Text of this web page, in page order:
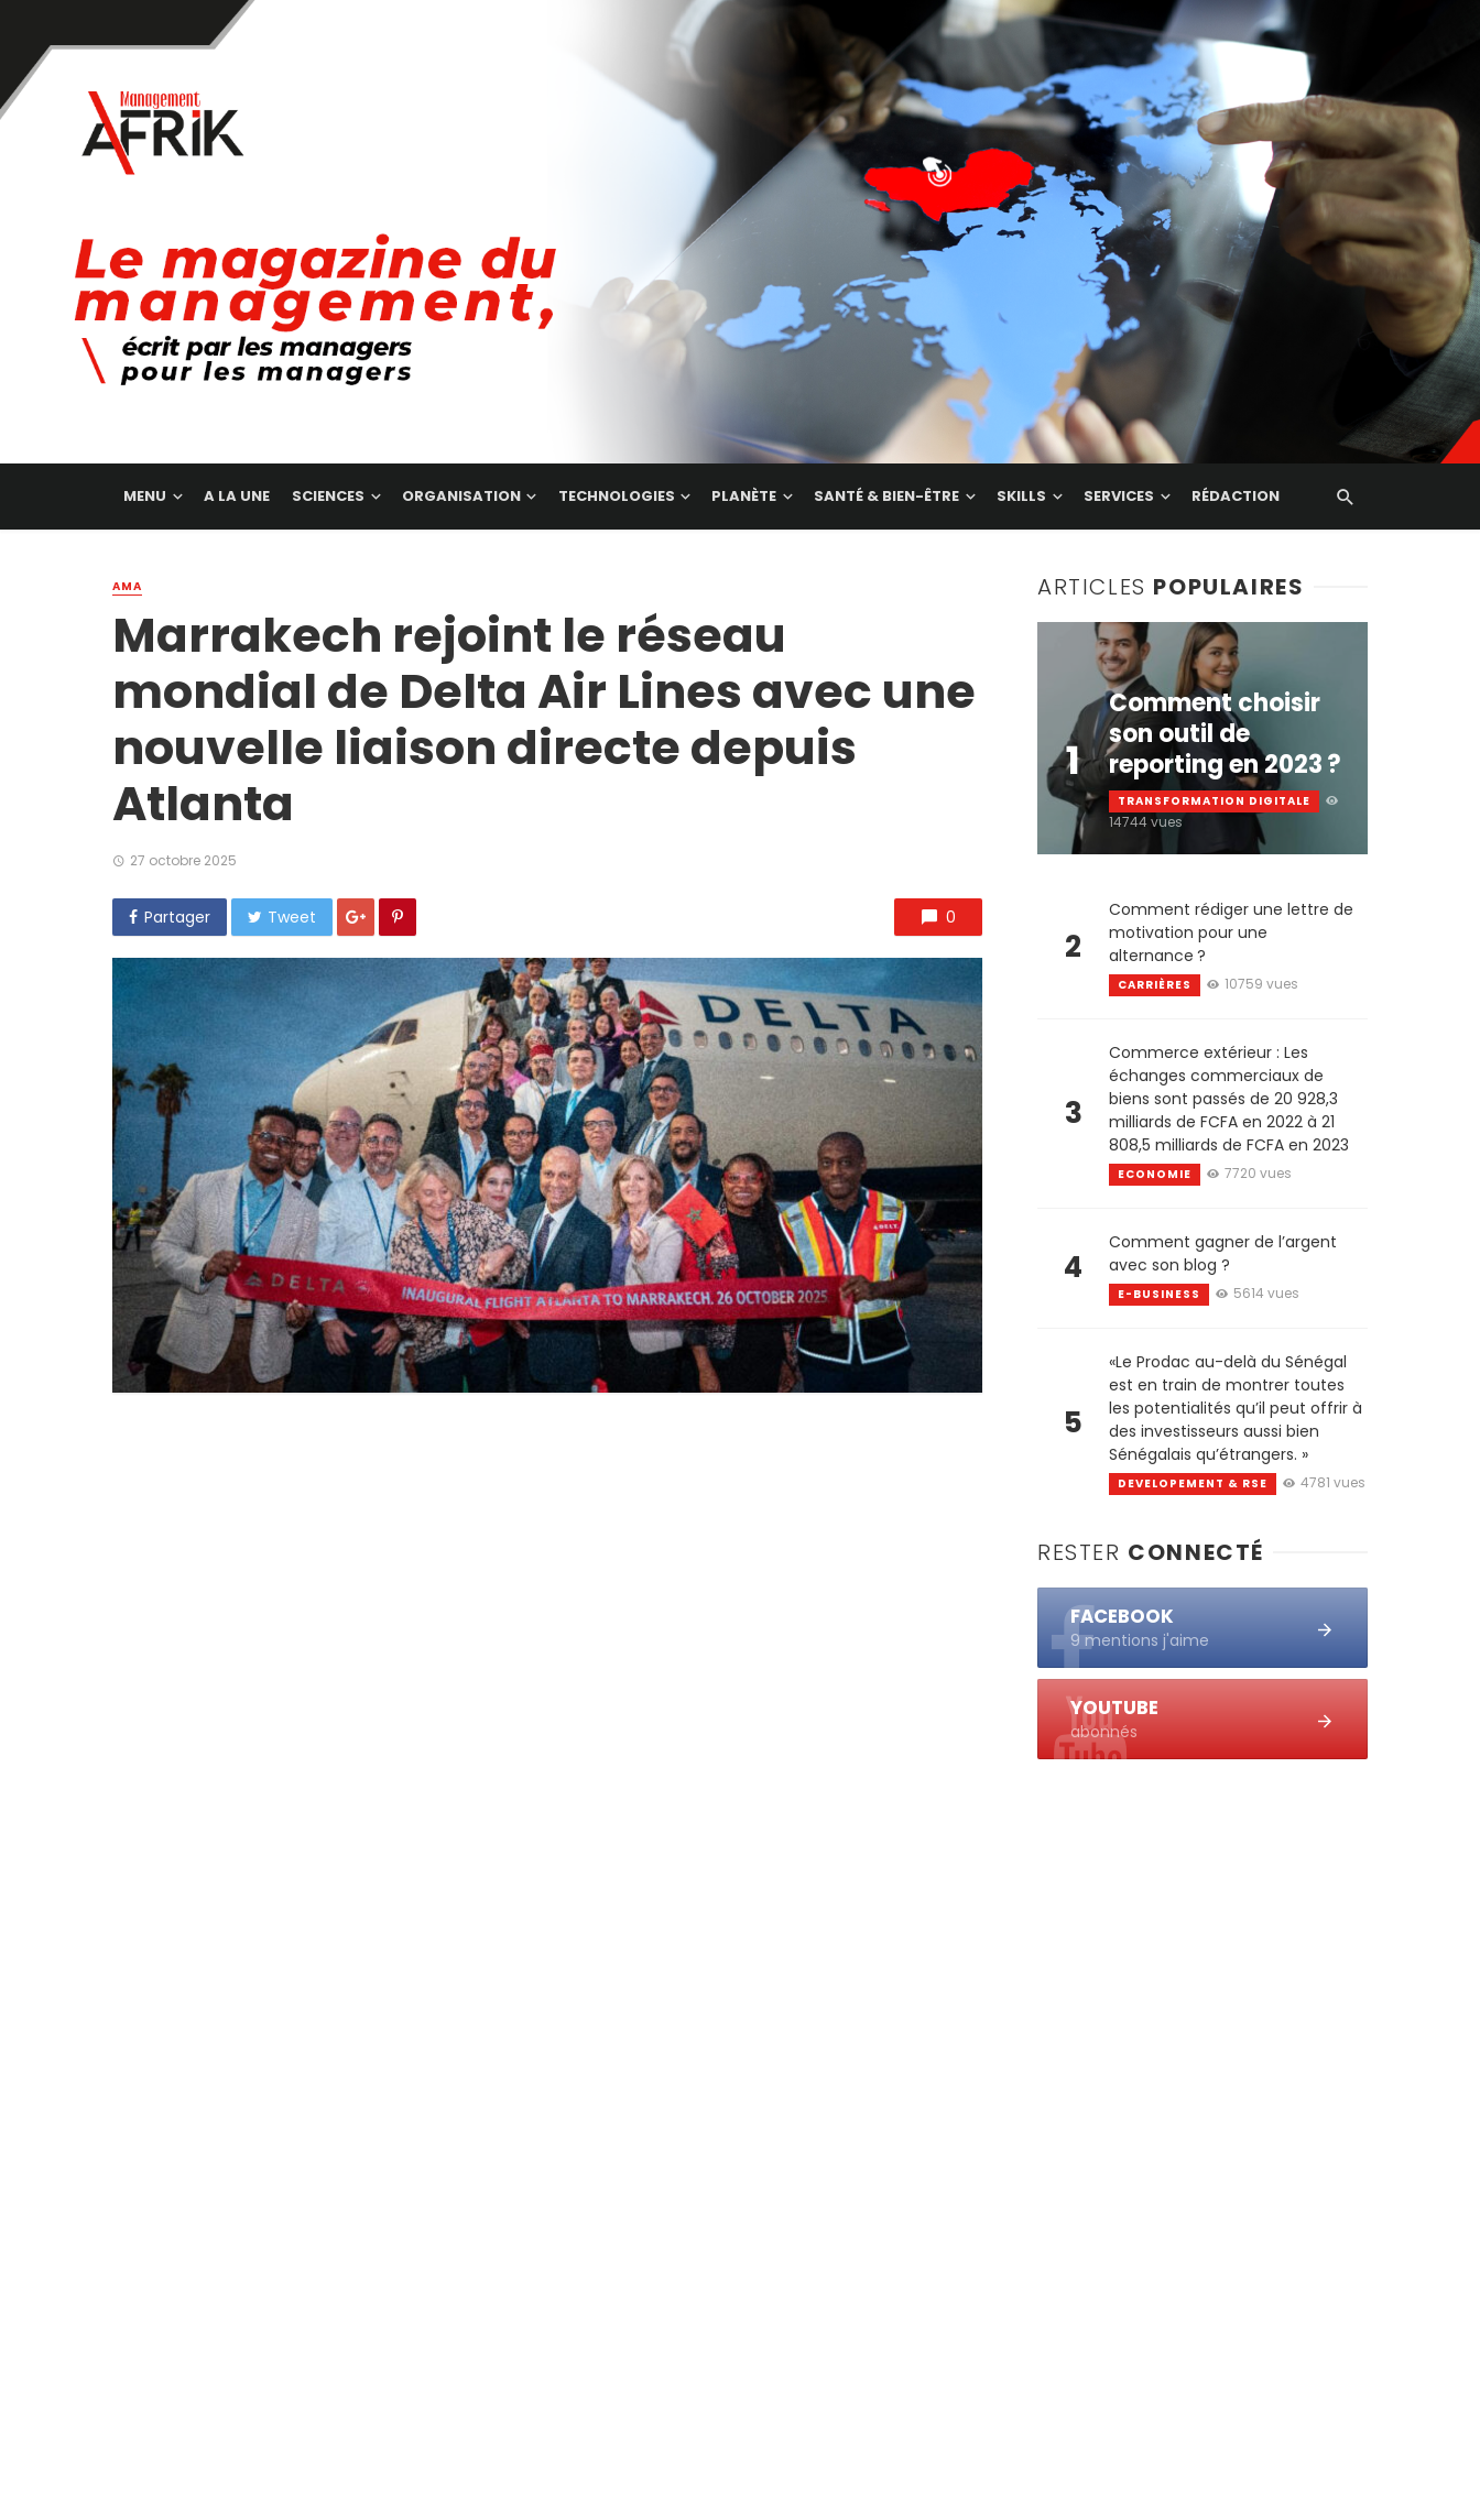
MENU A LA UNE SCIENCES ORGANISATION TECHNOLOGIES PLANÈTE SANTÉ & BIEN-ÊTRE SKILLS SERVICES RÉDACTION
AMA
Marrakech rejoint le réseau
mondial de Delta Air Lines avec une
nouvelle liaison directe depuis
Atlanta
27 octobre 2025
Partager Tweet 0
ARTICLES POPULAIRES
1
Comment choisir
son outil de
reporting en 2023 ?
TRANSFORMATION DIGITALE
14744 vues
2
Comment rédiger une lettre de
motivation pour une
alternance ?
CARRIÈRES 10759 vues
3
Commerce extérieur : Les
échanges commerciaux de
biens sont passés de 20 928,3
milliards de FCFA en 2022 à 21
808,5 milliards de FCFA en 2023
ECONOMIE 7720 vues
4
Comment gagner de l’argent
avec son blog ?
E-BUSINESS 5614 vues
5
«Le Prodac au-delà du Sénégal
est en train de montrer toutes
les potentialités qu’il peut offrir à
des investisseurs aussi bien
Sénégalais qu’étrangers. »
DEVELOPEMENT & RSE 4781 vues
RESTER CONNECTÉ
FACEBOOK
9 mentions j'aime
YOUTUBE
abonnés